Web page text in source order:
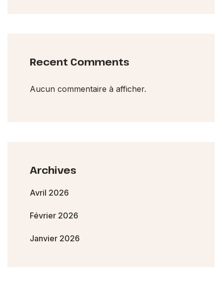
Recent Comments
Aucun commentaire à afficher.
Archives
Avril 2026
Février 2026
Janvier 2026